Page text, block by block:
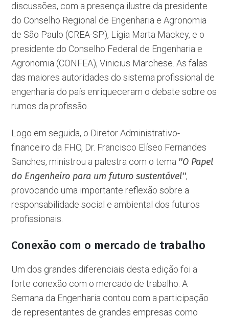
discussões, com a presença ilustre da presidente
do Conselho Regional de Engenharia e Agronomia
de São Paulo (CREA-SP), Lígia Marta Mackey, e o
presidente do Conselho Federal de Engenharia e
Agronomia (CONFEA), Vinicius Marchese. As falas
das maiores autoridades do sistema profissional de
engenharia do país enriqueceram o debate sobre os
rumos da profissão.
Logo em seguida, o Diretor Administrativo-
financeiro da FHO, Dr. Francisco Elíseo Fernandes
Sanches, ministrou a palestra com o tema ''O Papel
do Engenheiro para um futuro sustentável'',
provocando uma importante reflexão sobre a
responsabilidade social e ambiental dos futuros
profissionais.
Conexão com o mercado de trabalho
Um dos grandes diferenciais desta edição foi a
forte conexão com o mercado de trabalho. A
Semana da Engenharia contou com a participação
de representantes de grandes empresas como